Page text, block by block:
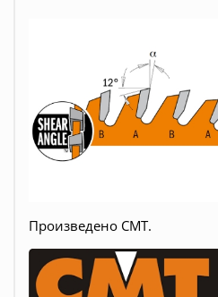
Произведено CMT.